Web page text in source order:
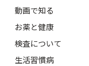
動画で知る
お薬と健康
検査について
生活習慣病